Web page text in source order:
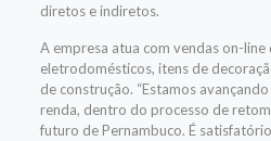
diretos e indiretos.
A empresa atua com vendas on-line
eletrodomésticos, itens de
de construção. “Estamos
renda, dentro do processo de
futuro de Pernambuco. É